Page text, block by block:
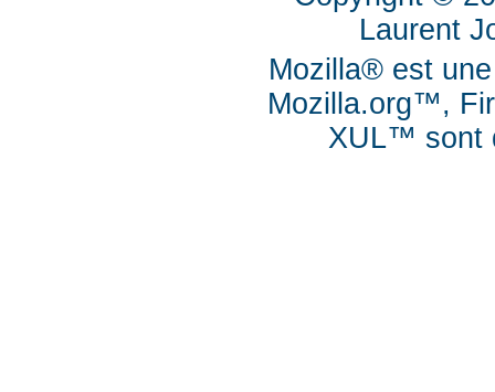
Laurent
Mozilla® est
Mozilla.org™,
XUL™ sont